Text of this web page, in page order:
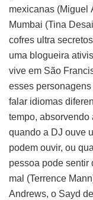
mexicanas (Miguel
Mumbai (Tina
cofres ultra
uma blogueira
vive em São
esses
falar idiomas
tempo, absorvendo
quando a DJ ouve
podem ouvir, ou
pessoa pode sentir
mal (Terrence
Andrews, o Sayd de